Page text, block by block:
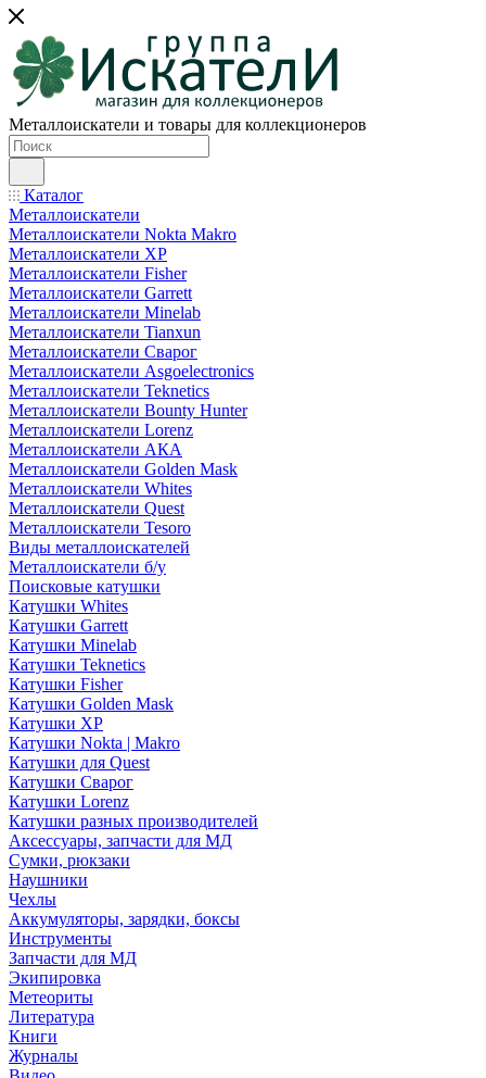
Металлоискатели и товары для коллекционеров
Каталог
Металлоискатели
Металлоискатели Nokta Makro
Металлоискатели XP
Металлоискатели Fisher
Металлоискатели Garrett
Металлоискатели Minelab
Металлоискатели Tianxun
Металлоискатели Сварог
Металлоискатели Asgoelectronics
Металлоискатели Teknetics
Металлоискатели Bounty Hunter
Металлоискатели Lorenz
Металлоискатели АКА
Металлоискатели Golden Mask
Металлоискатели Whites
Металлоискатели Quest
Металлоискатели Tesoro
Виды металлоискателей
Металлоискатели б/у
Поисковые катушки
Катушки Whites
Катушки Garrett
Катушки Minelab
Катушки Teknetics
Катушки Fisher
Катушки Golden Mask
Катушки XP
Катушки Nokta | Makro
Катушки для Quest
Катушки Сварог
Катушки Lorenz
Катушки разных производителей
Аксессуары, запчасти для МД
Сумки, рюкзаки
Наушники
Чехлы
Аккумуляторы, зарядки, боксы
Инструменты
Запчасти для МД
Экипировка
Метеориты
Литература
Книги
Журналы